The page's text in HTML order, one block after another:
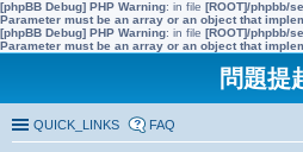
[phpBB Debug] PHP Warning: in file [ROOT]/phpbb/
Parameter must be an array or an object that
[phpBB Debug] PHP Warning: in file [ROOT]/phpbb/
Parameter must be an array or an object that
問題提
QUICK_LINKS FAQ